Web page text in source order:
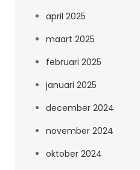
april 2025
maart 2025
februari 2025
januari 2025
december 2024
november 2024
oktober 2024